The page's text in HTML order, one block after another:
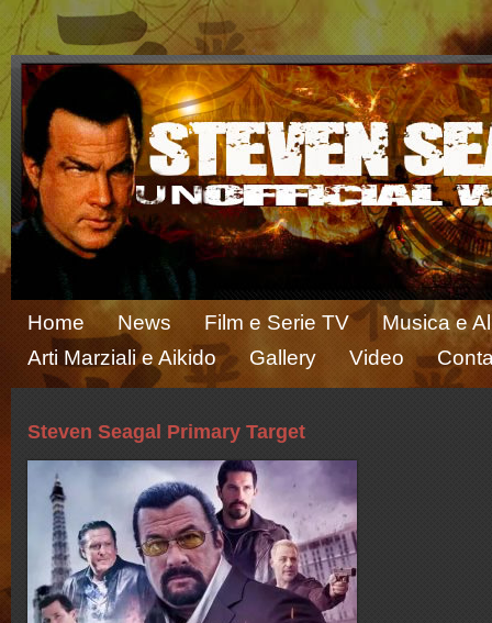
Home News Film e Serie TV
Musica e
Arti Marziali e Aikido
Gallery Video
Steven Seagal Primary Target